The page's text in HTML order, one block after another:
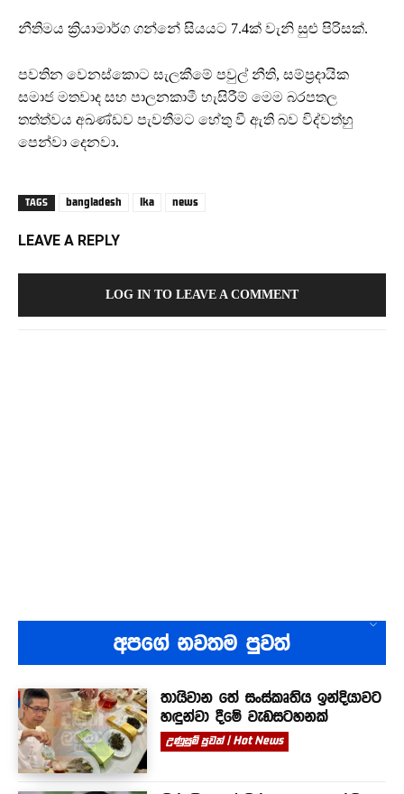
නීතිමය ක්‍රියාමාර්ග ගන්නේ සියයට 7.4ක් වැනි සුළු පිරිසක්.
පවතින වෙනස්කොට සැලකීමේ පවුල් නීති, සම්ප්‍රදායික
සමාජ මතවාද සහ පාලනකාමී හැසිරීම් මෙම බරපතල
තත්ත්වය අඛණ්ඩව පැවතීමට හේතු වී ඇති බව විද්වත්හු
පෙන්වා දෙනවා.
TAGS bangladesh lka news
LEAVE A REPLY
LOG IN TO LEAVE A COMMENT
අපගේ නවතම පුවත්
තායිවාන තේ සංස්කෘතිය ඉන්දියාවට
හඳුන්වා දීමේ වැඩසටහනක්
උණුසුම් පුවත් | Hot News